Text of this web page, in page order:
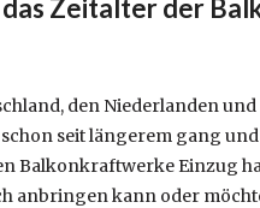
Zeitalter der
den Niederlanden
seit längerem gang
Balkonkraftwerke Einzug
anbringen kann oder